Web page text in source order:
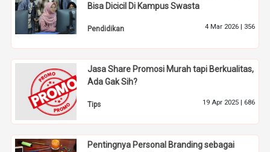
Bisa Dicicil Di Kampus Swasta
Pendidikan 4 Mar 2026 | 356
Jasa Share Promosi Murah tapi Berkualitas,
Ada Gak Sih?
Tips 19 Apr 2025 | 686
Pentingnya Personal Branding sebagai